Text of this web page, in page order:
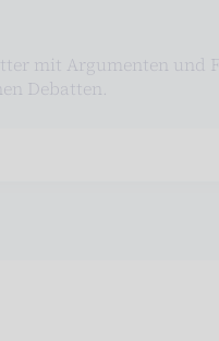
mit Argumenten und
Debatten.